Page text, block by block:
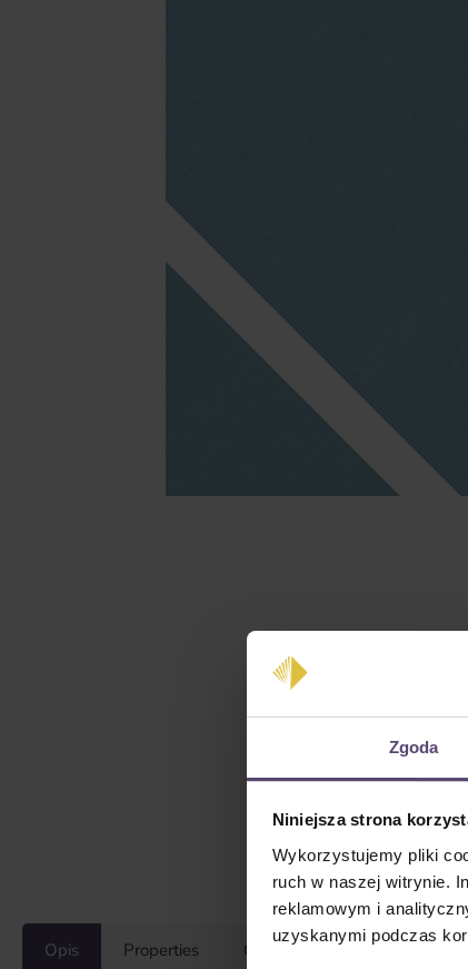
Zgoda
Niniejsza strona
Wykorzystujemy pliki
ruch w naszej witrynie.
reklamowym i
uzyskanymi podczas
Opis Properties Opinie/Recenzje